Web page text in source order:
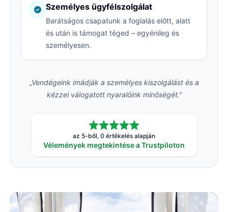
Személyes ügyfélszolgálat
Barátságos csapatunk a foglalás előtt, alatt
és után is támogat téged – egyénileg és
személyesen.
„Vendégeink imádják a személyes kiszolgálást és a
kézzel válogatott nyaralóink minőségét.”
az 5-ből, 0 értékelés alapján
Vélemények megtekintése a Trustpiloton